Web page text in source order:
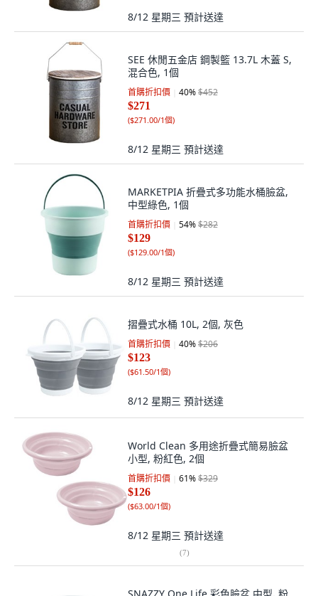
8/12 星期三 預計送達
SEE 休閒五金店 鋼製籃 13.7L 木蓋 S,
混合色, 1個
首購折扣價 40%$452
$271
($271.00/1個)
8/12 星期三 預計送達
MARKETPIA 折疊式多功能水桶臉盆,
中型綠色, 1個
首購折扣價 54%$282
$129
($129.00/1個)
8/12 星期三 預計送達
摺疊式水桶 10L, 2個, 灰色
首購折扣價 40%$206
$123
($61.50/1個)
8/12 星期三 預計送達
World Clean 多用途折疊式簡易臉盆
小型, 粉紅色, 2個
首購折扣價 61%$329
$126
($63.00/1個)
8/12 星期三 預計送達
(7)